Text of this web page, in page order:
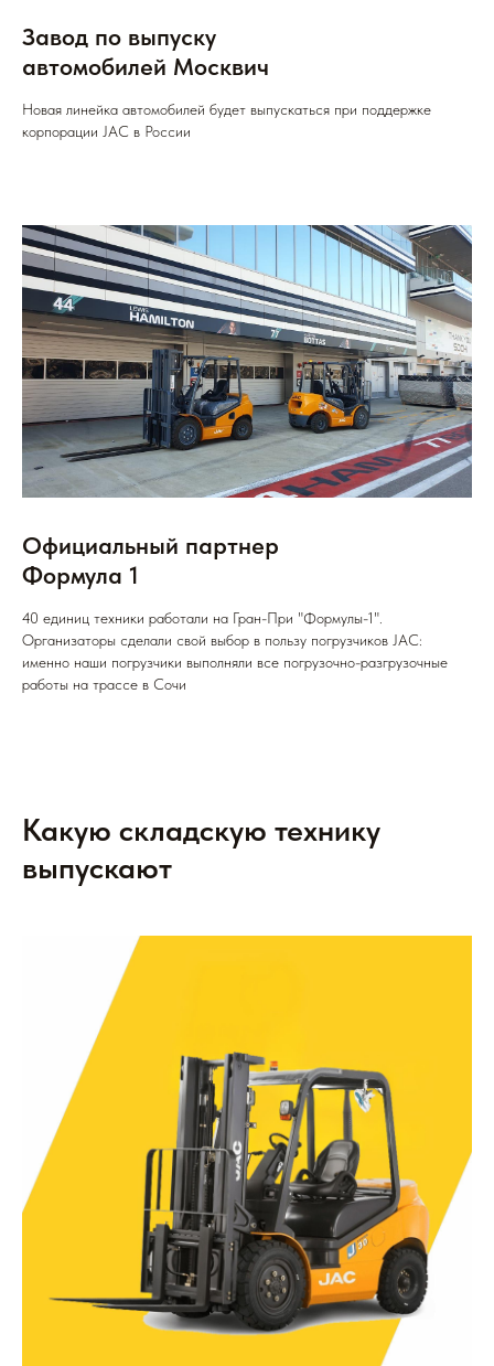
Завод по выпуску
автомобилей Москвич
Новая линейка автомобилей будет выпускаться при поддержке
корпорации JAC в России
Официальный партнер
Формула 1
40 единиц техники работали на Гран-При "Формулы-1".
Организаторы сделали свой выбор в пользу погрузчиков JAC:
именно наши погрузчики выполняли все погрузочно-разгрузочные
работы на трассе в Сочи
Какую складскую технику
выпускают